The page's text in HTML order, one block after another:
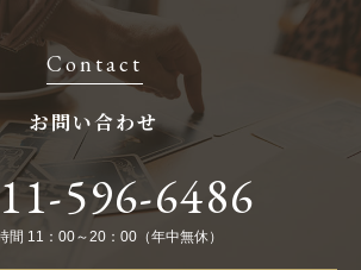
Contact
お問い合わせ
596-6486
間 11：00～20：00（年中無休）